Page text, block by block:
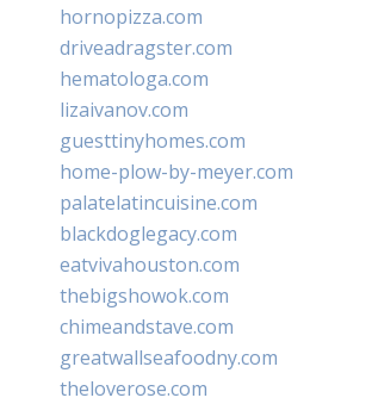
hornopizza.com
driveadragster.com
hematologa.com
lizaivanov.com
guesttinyhomes.com
home-plow-by-meyer.com
palatelatincuisine.com
blackdoglegacy.com
eatvivahouston.com
thebigshowok.com
chimeandstave.com
greatwallseafoodny.com
theloverose.com